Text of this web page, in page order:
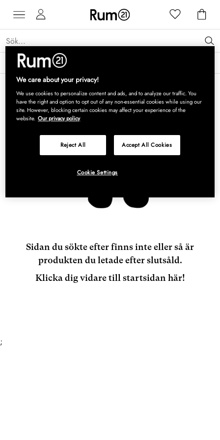
Få 15 % rabatt på Grythyttan Stålmöbler* →
Sidan du sökte efter finns inte eller så är
produkten du letade efter slutsåld.
Klicka dig vidare till startsidan här!
;
We care about your privacy!
We use cookies to personalize content and ads, and to analyze our traffic. You
have the right and option to opt out of any non-essential cookies while using our
site. However, blocking certain cookies may affect your experience of the
website. Our privacy policy
Reject All Accept All Cookies
Cookie Settings